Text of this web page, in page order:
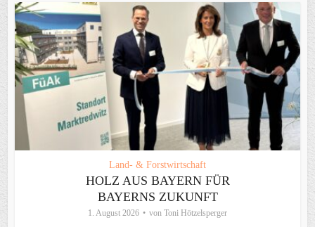
Land- & Forstwirtschaft
HOLZ AUS BAYERN FÜR
BAYERNS ZUKUNFT
1. August 2026 von Toni Hötzelsperger